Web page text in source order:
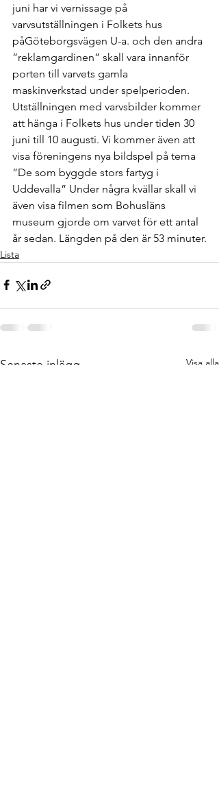
juni har vi vernissage på
varvsutställningen i Folkets hus
påGöteborgsvägen U-a. och den andra
”reklamgardinen” skall vara innanför
porten till varvets gamla
maskinverkstad under spelperioden.
Utställningen med varvsbilder kommer
att hänga i Folkets hus under tiden 30
juni till 10 augusti. Vi kommer även att
visa föreningens nya bildspel på tema
”De som byggde stors fartyg i
Uddevalla” Under några kvällar skall vi
även visa filmen som Bohusläns
museum gjorde om varvet för ett antal
år sedan. Längden på den är 53 minuter.
Lista
Senaste inlägg Visa alla